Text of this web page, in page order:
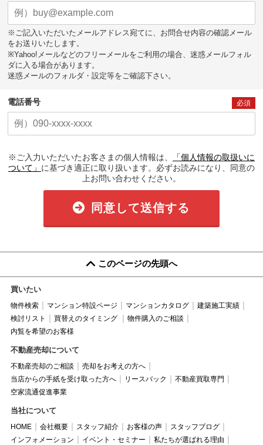
※ご記入いただいたメールアドレス宛てに、お問合せ内容の確認メール
をお送りいたします。
※Yahoo!メールなどのフリーメールをご利用の場合、迷惑メールフォル
ダに入る場合があります。
迷惑メールのフォルダ・設定等をご確認下さい。
電話番号 必須
※ご入力いただいたお客さまの個人情報は、
「個人情報の取扱いに
ついて」 に基づき適正に取り扱います。必ずお読みになり、同意の
上お問い合わせください。
同意して送信する
このページの先頭へ
買いたい
物件検索 マンション特設ページ マンションカタログ
建築施工実績
検討リスト
買替えのタイミング
物件購入のご相談
内覧を希望のお客様
不動産売却について
不動産売却のご相談
売却をお考えの方へ
当店からの手紙を受け取った方へ
リースバック
不動産買取専門
空家流通促進事業
当社について
HOME 会社概要 スタッフ紹介 お客様の声
スタッフブログ
インフォメーション
イベント・セミナー
私たちが選ばれる理由